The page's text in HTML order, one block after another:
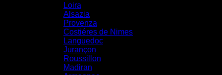
Loira
Alsazia
Provenza
Costiéres de Nimes
Languedoc
Jurançon
Roussillon
Madiran